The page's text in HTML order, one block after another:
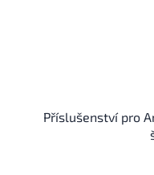
Příslušenství pro